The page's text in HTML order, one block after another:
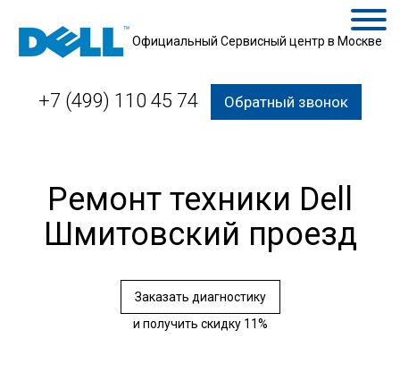
Официальный Сервисный центр в Москве
+7 (499) 110 45 74 Обратный звонок
Ремонт техники Dell
Шмитовский проезд
Заказать диагностику
и получить скидку 11%